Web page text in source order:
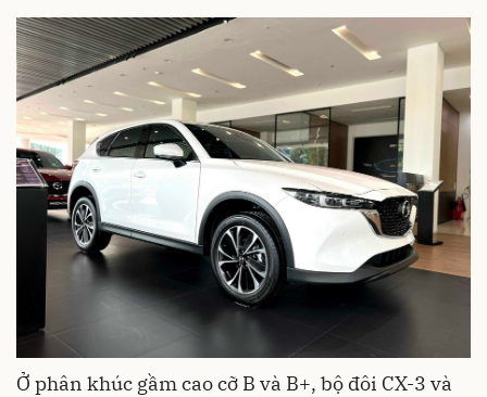
Ở phân khúc gầm cao cỡ B và B+, bộ đôi CX-3 và